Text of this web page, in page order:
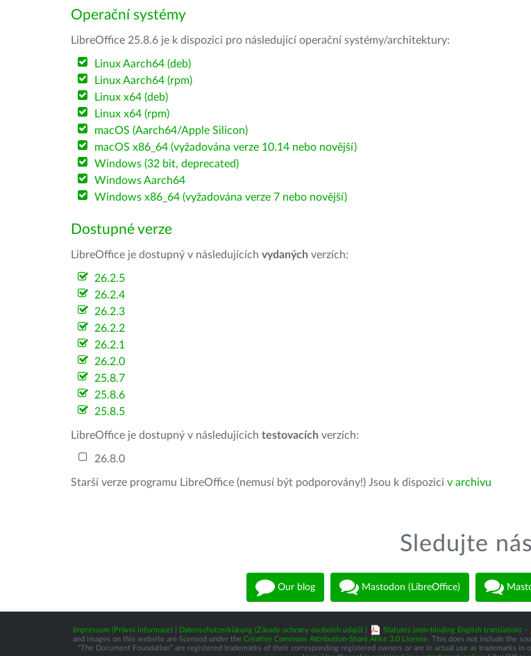
Operační systémy
LibreOffice 25.8.6 je k dispozici pro následující operační systémy/architektury:
Linux Aarch64 (deb)
Linux Aarch64 (rpm)
Linux x64 (deb)
Linux x64 (rpm)
macOS (Aarch64/Apple Silicon)
macOS x86_64 (vyžadována verze 10.14 nebo novější)
Windows (32 bit, deprecated)
Windows Aarch64
Windows x86_64 (vyžadována verze 7 nebo novější)
Dostupné verze
LibreOffice je dostupný v následujících vydaných verzích:
26.2.5
26.2.4
26.2.3
26.2.2
26.2.1
26.2.0
25.8.7
25.8.6
25.8.5
LibreOffice je dostupný v následujících testovacích verzích:
26.8.0
Starší verze programu LibreOffice (nemusí být podporovány!) Jsou k dispozici v archivu
Sledujte nás
Our blog Mastodon (LibreOffice)
Impressum (Právní informace)| Datenschutzerklärung (Zásady ochrany osobních údajů)| Statutes (non-binding English translation) -
and images on this website are licensed under the Creative Commons Attribution-Share Alike 3.0 License. This does not include the
“The Document Foundation” are registered trademarks of their corresponding registered owners or are in actual use as trademarks